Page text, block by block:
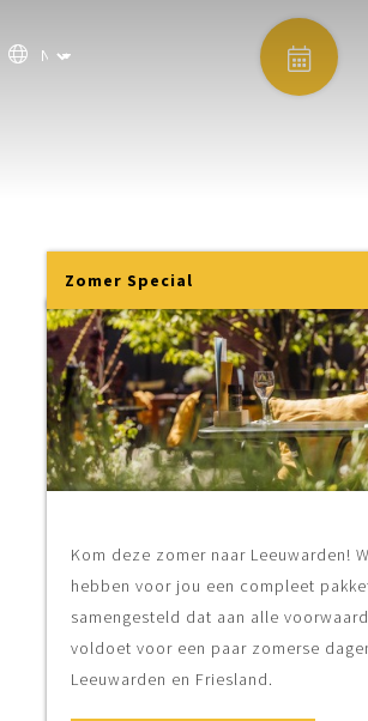
Zomer Special
Kom deze zomer naar Leeuwarden! Wij
hebben voor jou een compleet pakket
samengesteld dat aan alle voorwaarden
voldoet voor een paar zomerse dagen in
Leeuwarden en Friesland.